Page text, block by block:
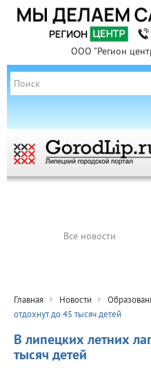
ООО "Регион
Все новости
Главная Новости
отдохнут до 45 тысяч детей
В липецких летних
тысяч детей